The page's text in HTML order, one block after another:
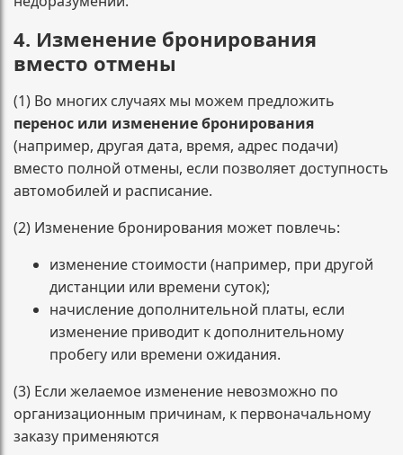
4. Изменение бронирования
вместо отмены
(1) Во многих случаях мы можем предложить
перенос или изменение бронирования
(например, другая дата, время, адрес подачи)
вместо полной отмены, если позволяет доступность
автомобилей и расписание.
(2) Изменение бронирования может повлечь:
изменение стоимости (например, при другой
дистанции или времени суток);
начисление дополнительной платы, если
изменение приводит к дополнительному
пробегу или времени ожидания.
(3) Если желаемое изменение невозможно по
организационным причинам, к первоначальному
заказу применяются